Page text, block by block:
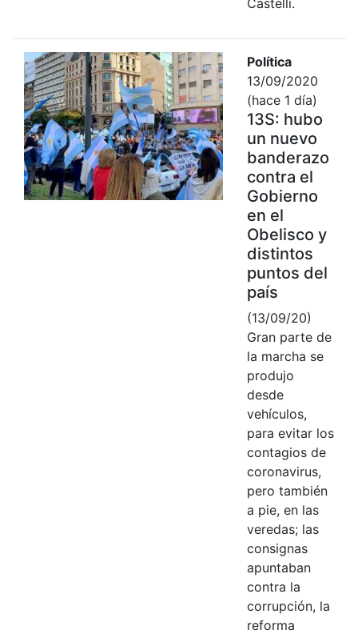
Política
13/09/2020
(hace 1 día)
13S: hubo
un nuevo
banderazo
contra el
Gobierno
en el
Obelisco y
distintos
puntos del
país
(13/09/20)
Gran parte de
la marcha se
produjo
desde
vehículos,
para evitar los
contagios de
coronavirus,
pero también
a pie, en las
veredas; las
consignas
apuntaban
contra la
corrupción, la
reforma